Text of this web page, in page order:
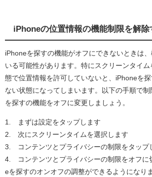
iPhoneの位置情報の機能制限を解除
iPhoneを探すの機能がオフにできないときは
いる可能性があります。特にスクリーンタイ
態で位置情報を許可していないと、iPhoneを
ない状態になってしまいます。以下の手順で
を探すの機能をオフに変更しましょう。
1. まずは設定をタップします
2. 次にスクリーンタイムを選択します
3. コンテンツとプライバシーの制限をタップ
4. コンテンツとプライバシーの制限をオフに
eを探すのオンオフの調整ができるようになり